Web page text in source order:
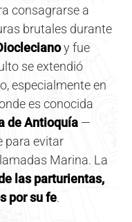
consagrarse a
brutales durante
y fue
se extendió
especialmente en
es conocida
de Antioquía —
para evitar
Marina. La
las parturientas,
por su fe.